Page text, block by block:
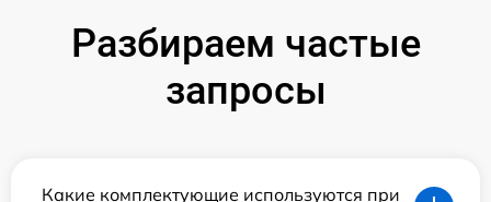
Разбираем частые
запросы
Какие комплектующие используются при